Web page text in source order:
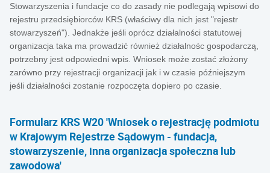
Stowarzyszenia i fundacje co do zasady nie podlegają wpisowi do
rejestru przedsiębiorców KRS (właściwy dla nich jest "rejestr
stowarzyszeń"). Jednakże jeśli oprócz działalności statutowej
organizacja taka ma prowadzić również działalnośc gospodarczą,
potrzebny jest odpowiedni wpis. Wniosek może zostać złożony
zarówno przy rejestracji organizacji jak i w czasie późniejszym
jeśli działalności zostanie rozpoczęta dopiero po czasie.
Formularz KRS W20 'Wniosek o rejestrację podmiotu
w Krajowym Rejestrze Sądowym - fundacja,
stowarzyszenie, inna organizacja społeczna lub
zawodowa'